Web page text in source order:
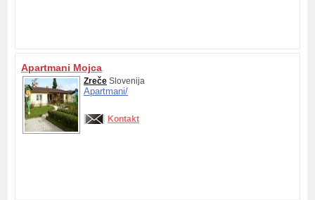
Apartmani Mojca
Zreče Slovenija
Apartmani/
Kontakt